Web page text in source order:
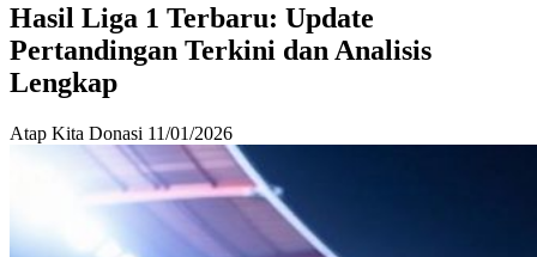
Hasil Liga 1 Terbaru: Update
Pertandingan Terkini dan Analisis
Lengkap
Atap Kita Donasi 11/01/2026